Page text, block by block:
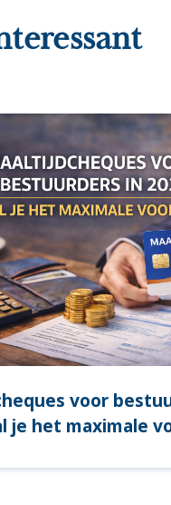
voor
je het maximale